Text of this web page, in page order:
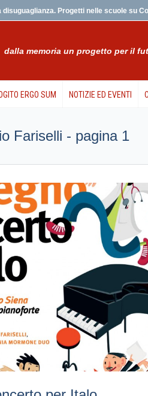
Progetti nelle scuole su
dalla memoria un progetto per il
ERGO SUM NOTIZIE ED EVENTI
Fariselli - pagina 1